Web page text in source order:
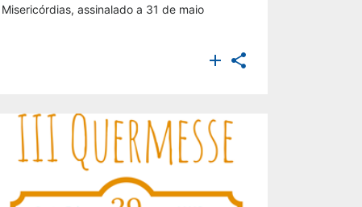
Misericórdias, assinalado a 31 de maio
 